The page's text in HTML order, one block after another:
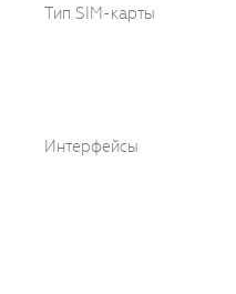
Тип SIM-карты
Интерфейсы